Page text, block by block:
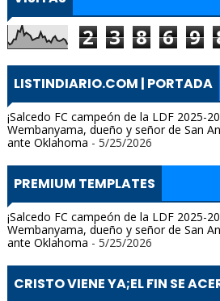
2 3 8 6 9
LISTINDIARIO.COM | PORTADA
¡Salcedo FC campeón de la LDF 2025-
Wembanyama, dueño y señor de San
ante Oklahoma - 5/25/2026
PREMIUM TEMPLATES
¡Salcedo FC campeón de la LDF 2025-
Wembanyama, dueño y señor de San
ante Oklahoma - 5/25/2026
CRISTO VIENE YA;EL FIN SE